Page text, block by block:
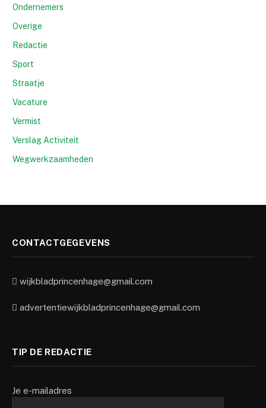
Ondernemers
Overige
Redactie
Sport
Straatje
Vacature
Vermist
Verslag Activiteit
Wegwerkzaamheden
CONTACTGEGEVENS
wijkbladprincenhage@gmail.com
advertentiewijkbladprincenhage@gmail.com
TIP DE REDACTIE
Je e-mailadres